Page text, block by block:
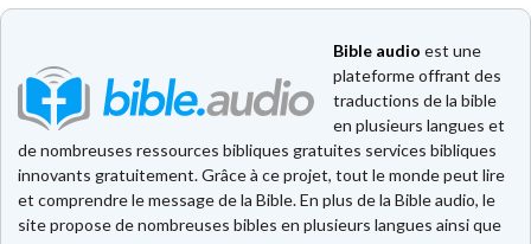
Bible audio est une
plateforme offrant des
traductions de la bible
en plusieurs langues et
de nombreuses ressources bibliques gratuites services bibliques
innovants gratuitement. Grâce à ce projet, tout le monde peut lire
et comprendre le message de la Bible. En plus de la Bible audio, le
site propose de nombreuses bibles en plusieurs langues ainsi que